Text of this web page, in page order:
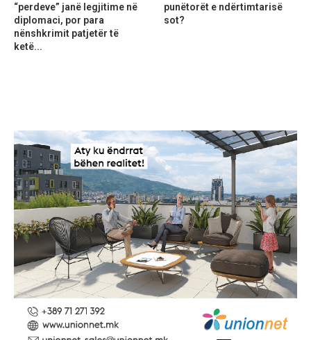
“perdeve” janë legjitime në
diplomaci, por para
nënshkrimit patjetër të
ketë...
punëtorët e ndërtimtarisë
sot?